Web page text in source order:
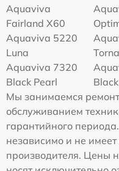
Aquaviva
Fairland X60
Aquaviva 5220
Luna
Aquaviva 7320
Black Pearl
Мы занимаемся
обслуживанием
гарантийного
независимо и не
производителя. Цены